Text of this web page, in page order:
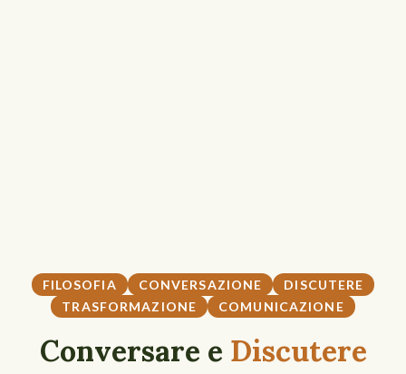
FILOSOFIA CONVERSAZIONE
DISCUTERE
TRASFORMAZIONE
COMUNICAZIONE
Conversare e Discutere